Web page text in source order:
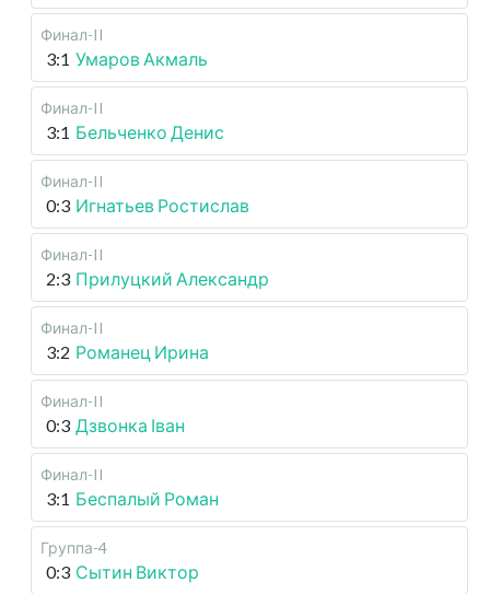
Финал-II
3:1 Умаров Акмаль
Финал-II
3:1 Бельченко Денис
Финал-II
0:3 Игнатьев Ростислав
Финал-II
2:3 Прилуцкий Александр
Финал-II
3:2 Романец Ирина
Финал-II
0:3 Дзвонка Іван
Финал-II
3:1 Беспалый Роман
Группа-4
0:3 Сытин Виктор